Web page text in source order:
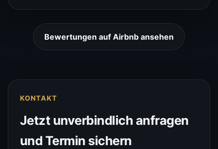
Bewertungen auf Airbnb ansehen
KONTAKT
Jetzt unverbindlich anfragen
und Termin sichern